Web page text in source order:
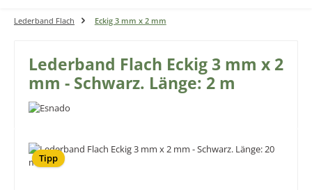
Lederband Flach Eckig 3 mm x 2 mm
Lederband Flach Eckig 3 mm x 2
mm - Schwarz. Länge: 2 m
Bildergalerie überspringen
Tipp